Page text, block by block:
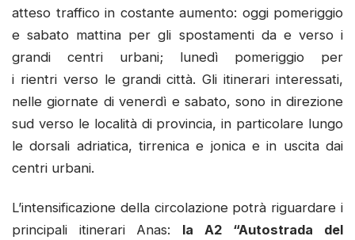
atteso traffico in costante aumento: oggi pomeriggio
e sabato mattina per gli spostamenti da e verso i
grandi centri urbani; lunedì pomeriggio per
i rientri verso le grandi città. Gli itinerari interessati,
nelle giornate di venerdì e sabato, sono in direzione
sud verso le località di provincia, in particolare lungo
le dorsali adriatica, tirrenica e jonica e in uscita dai
centri urbani.
L’intensificazione della circolazione potrà riguardare i
principali itinerari Anas: la A2 “Autostrada del